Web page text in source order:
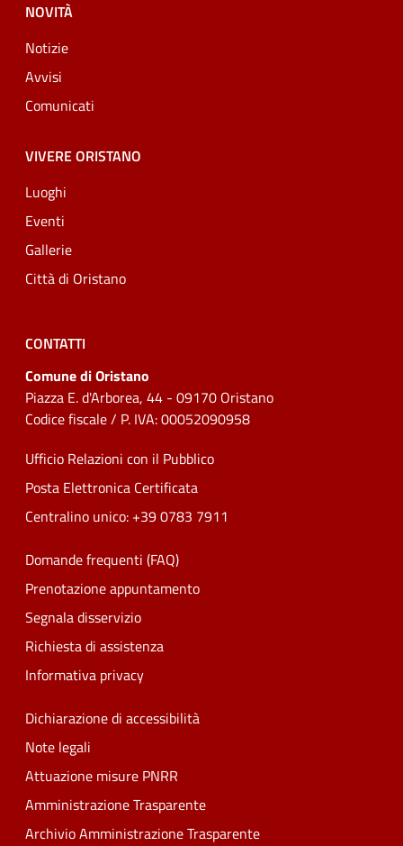
NOVITÀ
Notizie
Avvisi
Comunicati
VIVERE ORISTANO
Luoghi
Eventi
Gallerie
Città di Oristano
CONTATTI
Comune di Oristano
Piazza E. d'Arborea, 44 - 09170 Oristano
Codice fiscale / P. IVA: 00052090958
Ufficio Relazioni con il Pubblico
Posta Elettronica Certificata
Centralino unico: +39 0783 7911
Domande frequenti (FAQ)
Prenotazione appuntamento
Segnala disservizio
Richiesta di assistenza
Informativa privacy
Dichiarazione di accessibilità
Note legali
Attuazione misure PNRR
Amministrazione Trasparente
Archivio Amministrazione Trasparente